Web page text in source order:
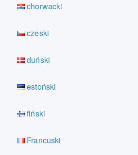
chorwacki
czeski
duński
estoński
fiński
Francuski